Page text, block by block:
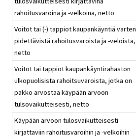
rahoitusvaroina ja -velkoina, netto
Voitot tai (-) tappiot kaupankäyntiä varten
pidettävistä rahoitusvaroista ja -veloista,
netto
Voitot tai tappiot kaupankäyntirahaston
ulkopuolisista rahoitsuvaroista, jotka on
pakko arvostaa käypään arvoon
tulsovaikutteisesti, netto
Käypään arvoon tulosvaikutteisesti
kirjattaviin rahoitusvaroihin ja -velkoihin